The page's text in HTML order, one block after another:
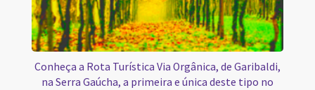
Conheça a Rota Turística Via Orgânica, de Garibaldi,
na Serra Gaúcha, a primeira e única deste tipo no